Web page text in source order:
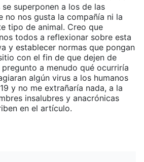
superponen a los de las
no nos gusta la compañía ni la
tipo de animal. Creo que
todos a reflexionar sobre esta
y establecer normas que pongan
con el fin de que dejen de
a menudo qué ocurriría
algún virus a los humanos
y no me extrañaría nada, a la
insalubres y anacrónicas
en el artículo.